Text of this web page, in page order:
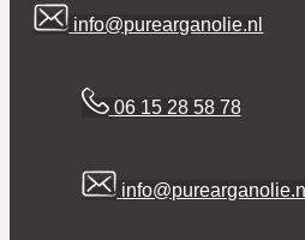
info@purearganolie.nl
06 15 28 58 78
info@purearganolie.nl